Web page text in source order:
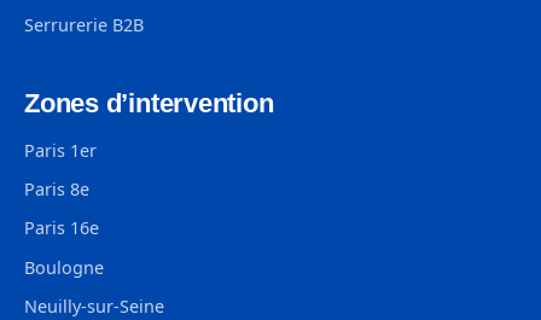
Serrurerie B2B
Zones d’intervention
Paris 1er
Paris 8e
Paris 16e
Boulogne
Neuilly-sur-Seine